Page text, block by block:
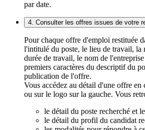
par date.
4. Consulter les offres issues de votre
Pour chaque offre d'emploi restituée
l'intitulé du poste, le lieu de travail, la
durée de travail, le nom de
premiers caractères du descriptif du
publication de l'offre.
Vous accédez au détail d'une offre
ou sur le logo sur la gauche. Vous
le détail du poste recherché et
le détail du profil du candidat